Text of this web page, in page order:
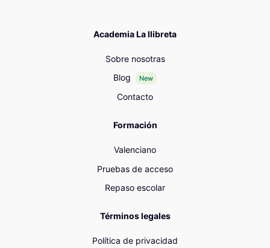
Academia La llibreta
Sobre nosotras
Blog
New
Contacto
Formación
Valenciano
Pruebas de acceso
Repaso escolar
Términos legales
Política de privacidad